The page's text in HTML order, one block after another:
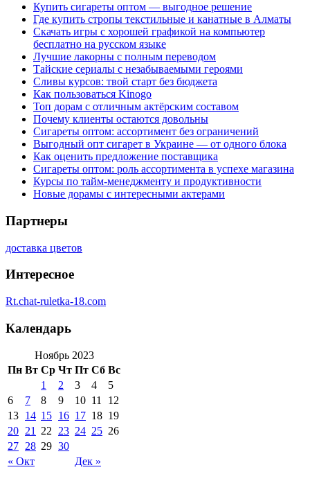
Купить сигареты оптом — выгодное решение
Где купить стропы текстильные и канатные в Алматы
Скачать игры с хорошей графикой на компьютер
бесплатно на русском языке
Лучшие лакорны с полным переводом
Тайские сериалы с незабываемыми героями
Сливы курсов: твой старт без бюджета
Как пользоваться Kinogo
Топ дорам с отличным актёрским составом
Почему клиенты остаются довольны
Сигареты оптом: ассортимент без ограничений
Выгодный опт сигарет в Украине — от одного блока
Как оценить предложение поставщика
Сигареты оптом: роль ассортимента в успехе магазина
Курсы по тайм-менеджменту и продуктивности
Новые дорамы с интересными актерами
Партнеры
доставка цветов
Интересное
Rt.chat-ruletka-18.com
Календарь
Ноябрь 2023
Пн Вт Ср Чт Пт Сб Вс
« Окт Дек »
1 2 3 4
5
6
7 8 9 10 11
12
13 14 15 16 17 18 19
20 21 22 23 24 25 26
27 28 29 30